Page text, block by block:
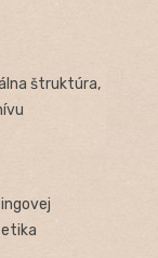
štruktúra,